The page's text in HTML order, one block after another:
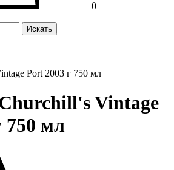
0
Искать
Port 2003 г 750 мл
Vintage
750 мл